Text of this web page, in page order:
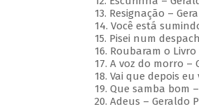
13. Resignação –
14. Você está
15. Pisei num
16. Roubaram o
17. A voz do morro –
18. Vai que depois
19. Que samba bom
20. Adeus – Geraldo